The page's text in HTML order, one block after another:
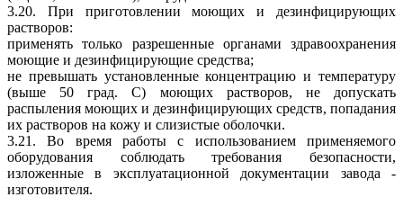
3.20. При приготовлении моющих и дезинфицирующих
растворов:
применять только разрешенные органами здравоохранения
моющие и дезинфицирующие средства;
не превышать установленные концентрацию и температуру
(выше 50 град. С) моющих растворов, не допускать
распыления моющих и дезинфицирующих средств, попадания
их растворов на кожу и слизистые оболочки.
3.21. Во время работы с использованием применяемого
оборудования соблюдать требования безопасности,
изложенные в эксплуатационной документации завода -
изготовителя.